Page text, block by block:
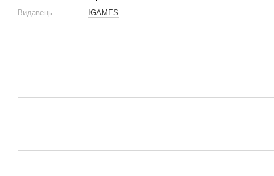
Видавець
IGAMES